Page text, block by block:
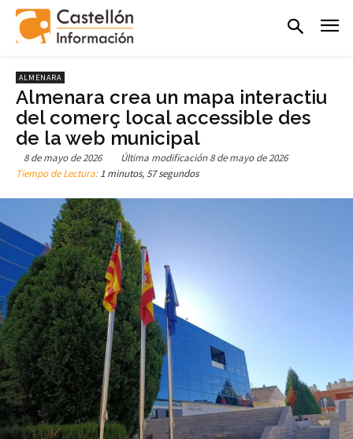
ALMENARA
Almenara crea un mapa interactiu
del comerç local accessible des
de la web municipal
8 de mayo de 2026 Última modificación 8 de mayo de 2026
Tiempo de Lectura:1 minutos, 57 segundos